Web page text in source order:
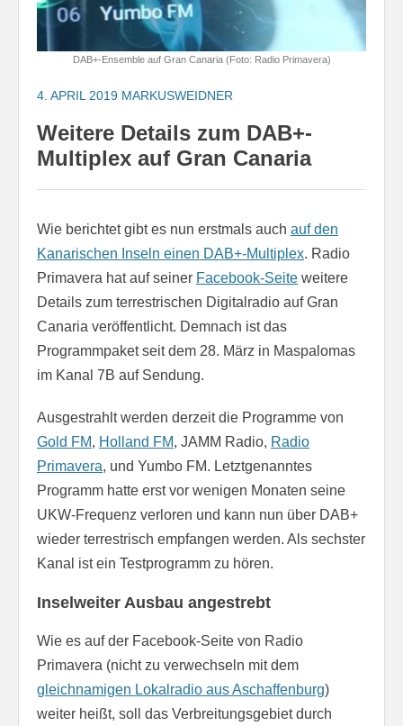
DAB+-Ensemble auf Gran Canaria (Foto: Radio Primavera)
4. APRIL 2019 MARKUSWEIDNER
Weitere Details zum DAB+-
Multiplex auf Gran Canaria
Wie berichtet gibt es nun erstmals auch auf den
Kanarischen Inseln einen DAB+-Multiplex. Radio
Primavera hat auf seiner Facebook-Seite weitere
Details zum terrestrischen Digitalradio auf Gran
Canaria veröffentlicht. Demnach ist das
Programmpaket seit dem 28. März in Maspalomas
im Kanal 7B auf Sendung.
Ausgestrahlt werden derzeit die Programme von
Gold FM, Holland FM, JAMM Radio, Radio
Primavera, und Yumbo FM. Letztgenanntes
Programm hatte erst vor wenigen Monaten seine
UKW-Frequenz verloren und kann nun über DAB+
wieder terrestrisch empfangen werden. Als sechster
Kanal ist ein Testprogramm zu hören.
Inselweiter Ausbau angestrebt
Wie es auf der Facebook-Seite von Radio
Primavera (nicht zu verwechseln mit dem
gleichnamigen Lokalradio aus Aschaffenburg)
weiter heißt, soll das Verbreitungsgebiet durch